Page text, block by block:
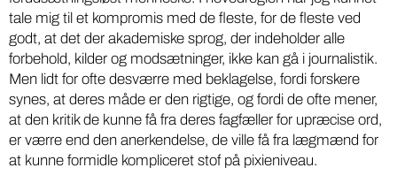
tale mig til et kompromis med de fleste, for de fleste ved
godt, at det der akademiske sprog, der indeholder alle
forbehold, kilder og modsætninger, ikke kan gå i journalistik.
Men lidt for ofte desværre med beklagelse, fordi forskere
synes, at deres måde er den rigtige, og fordi de ofte mener,
at den kritik de kunne få fra deres fagfæller for upræcise ord,
er værre end den anerkendelse, de ville få fra lægmænd for
at kunne formidle kompliceret stof på pixieniveau.